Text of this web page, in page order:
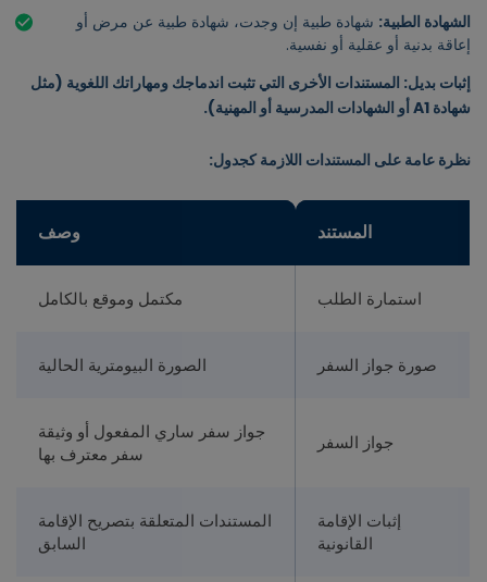
الشهادة الطبية: شهادة طبية إن وجدت، شهادة طبية عن مرض أو
إعاقة بدنية أو عقلية أو نفسية.
إثبات بديل: المستندات الأخرى التي تثبت اندماجك ومهاراتك اللغوية (مثل
شهادة A1 أو الشهادات المدرسية أو المهنية).
نظرة عامة على المستندات اللازمة كجدول:
المستند وصف
استمارة الطلب مكتمل وموقع بالكامل
صورة جواز السفر الصورة البيومترية الحالية
جواز السفر
جواز سفر ساري المفعول أو وثيقة
سفر معترف بها
إثبات الإقامة
القانونية
المستندات المتعلقة بتصريح الإقامة
السابق